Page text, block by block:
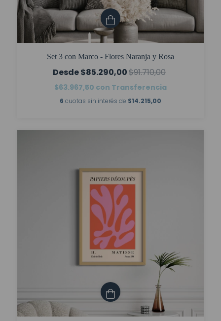
Set 3 con Marco - Flores Naranja y Rosa
$85.290,00$91.710,00
$63.967,50 con Transferencia
6 cuotas sin interés de $14.215,00